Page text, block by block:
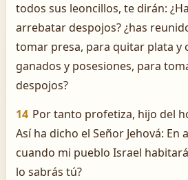
todos sus leoncillos, te dirán:
arrebatar despojos? ¿has
tomar presa, para quitar plata y
ganados y posesiones, para
despojos?
14 Por tanto profetiza, hijo del
Así ha dicho el Señor Jehová: En
cuando mi pueblo Israel
lo sabrás tú?